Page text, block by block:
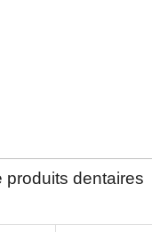
produits dentaires